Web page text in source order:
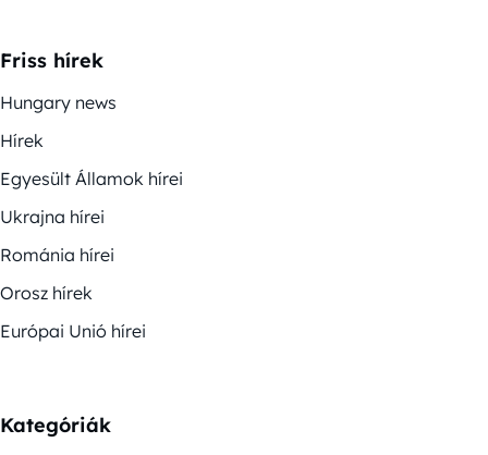
Friss hírek
Hungary news
Hírek
Egyesült Államok hírei
Ukrajna hírei
Románia hírei
Orosz hírek
Európai Unió hírei
Kategóriák